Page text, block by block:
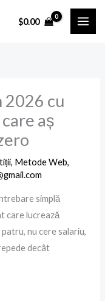
$0.00
2026 cu
aș
, Metode Web,
simplă
care lucrează
nu cere salariu,
decât